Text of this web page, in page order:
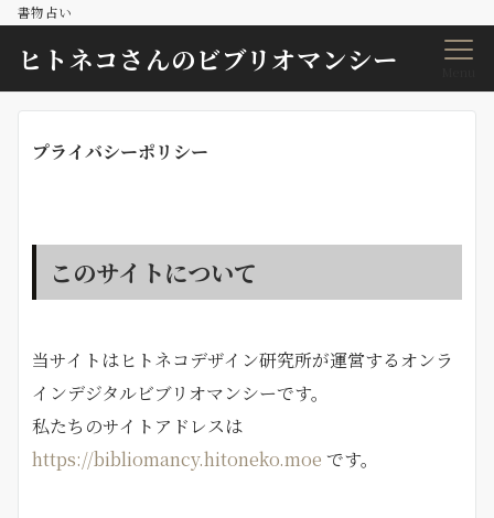
書物占い
ヒトネコさんのビブリオマンシー
プライバシーポリシー
このサイトについて
当サイトはヒトネコデザイン研究所が運営するオンラ
インデジタルビブリオマンシーです。
私たちのサイトアドレスは
https://bibliomancy.hitoneko.moe です。